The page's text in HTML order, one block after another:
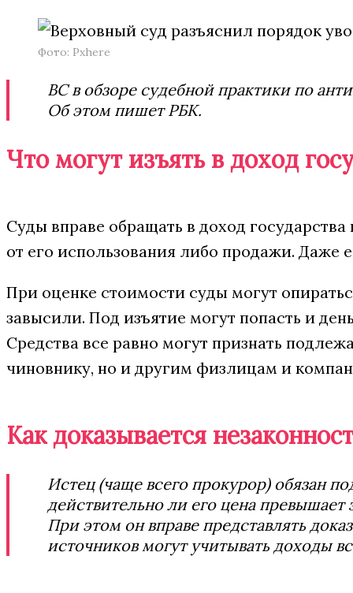
Фото: Pxhere
ВС в обзоре судебной практики по
Об этом пишет РБК.
Что могут изъять в доход
Суды вправе обращать в доход
от его использования либо продажи. Даже
При оценке стоимости суды могут
завысили. Под изъятие могут попасть и
Средства все равно могут признать
чиновнику, но и другим физлицам и
Как доказывается
Истец (чаще всего прокурор) обязан
действительно ли его цена
При этом он вправе представлять
источников могут учитывать доходы